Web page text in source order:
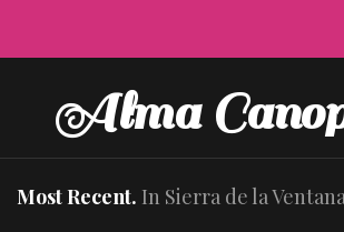
content
Alma
Most Recent. In Sierra de la